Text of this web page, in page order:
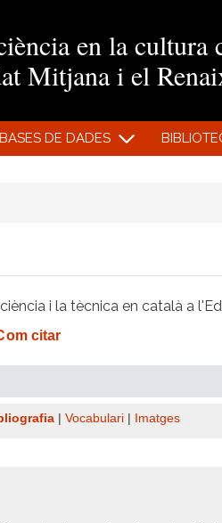
en la cultura
Mitjana i el
BASES DE DADES
i la tècnica en català a
citar
Vocabulari Imatges